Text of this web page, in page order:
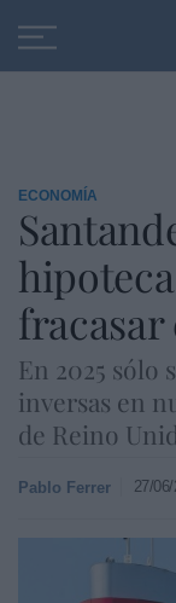
ECONOMÍA
fracasar
En 2025 sólo
inversas en
de Reino
Pablo Ferrer 27/